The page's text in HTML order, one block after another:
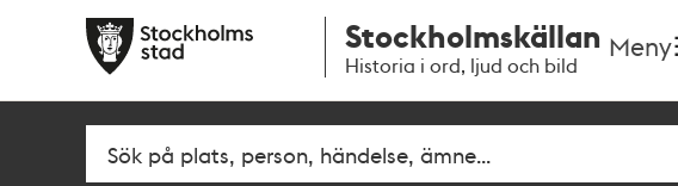
navigationen
huvudinnehållet
Stockholmskällan
Historia i ord, ljud och bild
Meny
Fritextsök